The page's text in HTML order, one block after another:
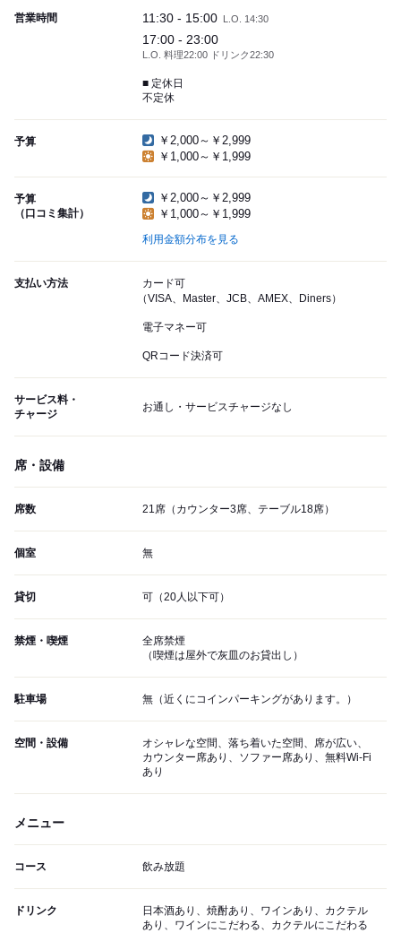
営業時間 11:30 - 15:00 L.O. 14:30
17:00 - 23:00
L.O. 料理22:00 ドリンク22:30
■ 定休日
不定休
予算
￥2,000～￥2,999
￥1,000～￥1,999
予算
（口コミ集計）
￥2,000～￥2,999
￥1,000～￥1,999
利用金額分布を見る
支払い方法
カード可
（VISA、Master、JCB、AMEX、Diners）
電子マネー可
QRコード決済可
サービス料・
チャージ
お通し・サービスチャージなし
席・設備
席数 21席（カウンター3席、テーブル18席）
個室 無
貸切 可（20人以下可）
禁煙・喫煙
全席禁煙
（喫煙は屋外で灰皿のお貸出し）
駐車場 無（近くにコインパーキングがあります。）
空間・設備
オシャレな空間、落ち着いた空間、席が広い、
カウンター席あり、ソファー席あり、無料Wi-Fi
あり
メニュー
コース 飲み放題
ドリンク
日本酒あり、焼酎あり、ワインあり、カクテル
あり、ワインにこだわる、カクテルにこだわる